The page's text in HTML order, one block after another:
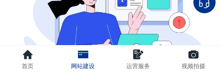
首页 网站建设 运营服务 视频拍摄